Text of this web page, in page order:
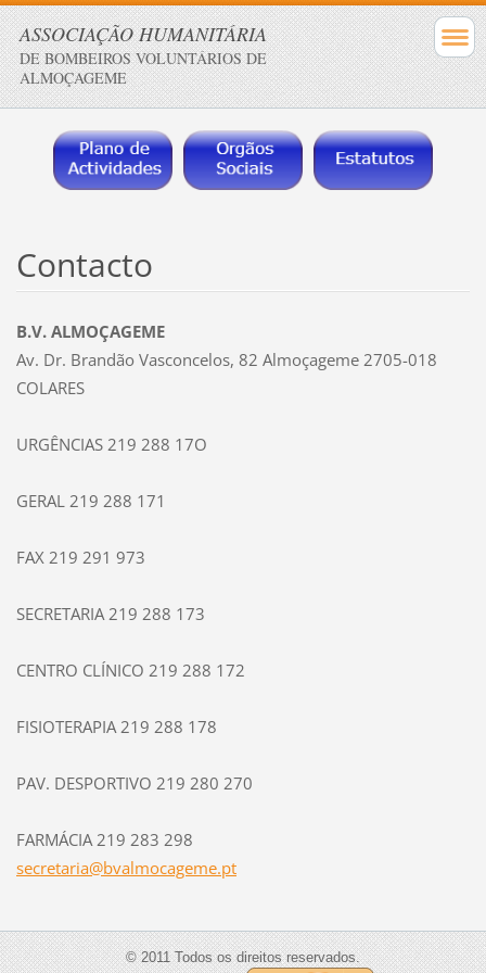
ASSOCIAÇÃO HUMANITÁRIA
DE BOMBEIROS VOLUNTÁRIOS DE
ALMOÇAGEME
Contacto
B.V. ALMOÇAGEME
Av. Dr. Brandão Vasconcelos, 82 Almoçageme 2705-018
COLARES
URGÊNCIAS 219 288 17O
GERAL 219 288 171
FAX 219 291 973
SECRETARIA 219 288 173
CENTRO CLÍNICO 219 288 172
FISIOTERAPIA 219 288 178
PAV. DESPORTIVO 219 280 270
FARMÁCIA 219 283 298
secretaria@bvalmocageme.pt
© 2011 Todos os direitos reservados.